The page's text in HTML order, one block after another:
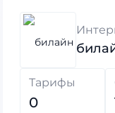
Тарифы
0